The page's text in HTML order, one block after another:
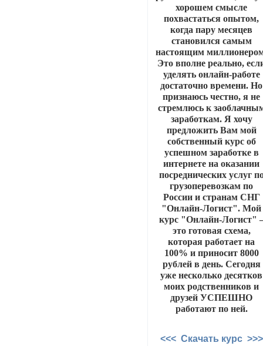
хорошем смысле
похвастаться опытом,
когда пару месяцев
становился самым
настоящим
Это вполне реально,
уделять онлайн-работе
достаточно времени. Но
признаюсь честно, я не
стремлюсь к
заработкам. Я хочу
предложить Вам мой
собственный курс об
успешном заработке в
интернете на оказании
посреднических услуг
грузоперевозкам по
России и странам СНГ
"Онлайн-Логист". Мой
курс "Онлайн-Логист"
это готовая схема,
которая работает на
100% и приносит 8000
рублей в день. Сегодня
уже несколько десятков
моих родственников и
друзей УСПЕШНО
работают по ней.
<<< Скачать курс >>>